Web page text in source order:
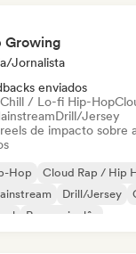
Growing
Jornalista
enviados
Chill / Lo-fi Hip-Hop
Drill/Jersey
de impacto sobre
Hop
Cloud Rap / Hip
Drill/Jersey
Rap em inglês